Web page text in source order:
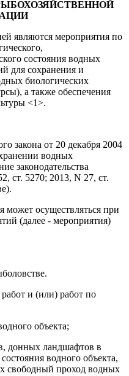
являются мероприятия по
состояния водных
для сохранения и
биологических
а также обеспечения
<1>.
закона от 20 декабря 2004
водных
законодательства
ст. 5270; 2013, N 27, ст.
может осуществляться при
(далее - мероприятия)
и (или) работ по
объекта;
донных ландшафтов в
водного объекта,
свободный проход водных